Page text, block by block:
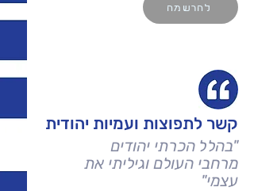
להרשמה
קשר לתפוצות ועמיות יהודית
"בהלל הכרתי יהודים
מרחבי העולם וגיליתי את
עצמי"